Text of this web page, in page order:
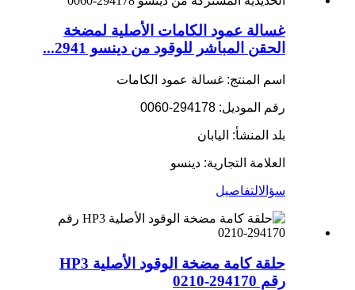
غسالة عمود الكامات الأصلية لمضخة
الحقن المباشر للوقود من دينسو 2941...
اسم المنتج: غسالة عمود الكامات
رقم الموديل: 294178-0060
بلد المنشأ: اليابان
العلامة التجارية: دينسو
سؤالالتفاصيل
حلقة كامة مضخة الوقود الأصلية HP3
رقم 294170-0210